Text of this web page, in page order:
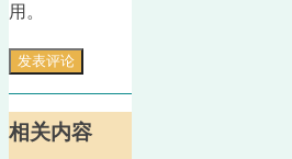
用。
相关内容